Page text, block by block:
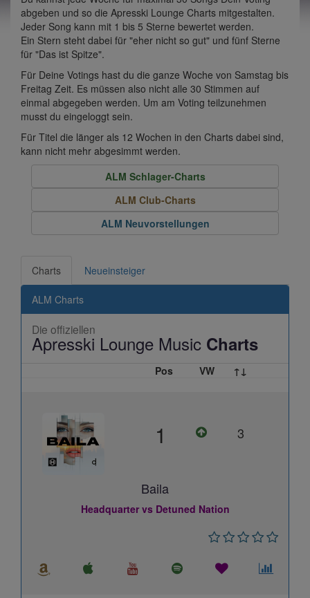
abgeben und so die Apresski Lounge Charts mitgestalten.
Jeder Song kann mit 1 bis 5 Sterne bewertet werden.
Ein Stern steht dabei für "eher nicht so gut" und fünf Sterne
für "Das ist Spitze".
Für Deine Votings hast du die ganze Woche von Samstag bis
Freitag Zeit. Es müssen also nicht alle 30 Stimmen auf
einmal abgegeben werden. Um am Voting teilzunehmen
musst du eingeloggt sein.
Für Titel die länger als 12 Wochen in den Charts dabei sind,
kann nicht mehr abgesimmt werden.
ALM Schlager-Charts
ALM Club-Charts
ALM Neuvorstellungen
Charts Neueinsteiger
ALM Charts
Die offiziellen
Apresski Lounge Music Charts
Pos VW ↑↓
1 3
Baila
Headquarter vs Detuned Nation